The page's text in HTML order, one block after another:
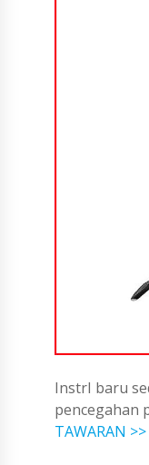
InstrI baru
pencegahan
TAWARAN >>